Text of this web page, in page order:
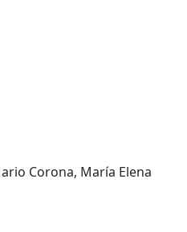
Corona, María Elena